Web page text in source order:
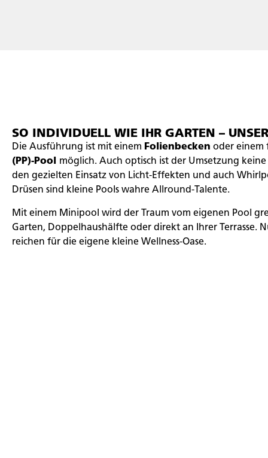
SO INDIVIDUELL WIE IHR GARTEN –
Die Ausführung ist mit einem Folienbecken oder
(PP)-Pool möglich. Auch optisch ist der Umsetzung
den gezielten Einsatz von Licht-Effekten und auch
Drüsen sind kleine Pools wahre Allround-Talente.
Mit einem Minipool wird der Traum vom eigenen Pool
Garten, Doppelhaushälfte oder direkt an Ihrer Terrasse.
reichen für die eigene kleine Wellness-Oase.